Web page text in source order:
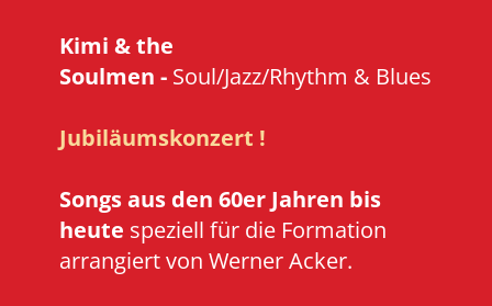
Kimi & the
Soulmen - Soul/Jazz/Rhythm & Blues
Jubiläumskonzert !
Songs aus den 60er Jahren bis
heute speziell für die Formation
arrangiert von Werner Acker.